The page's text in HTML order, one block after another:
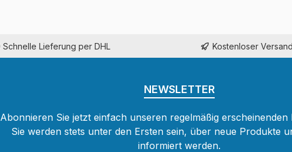
Schnelle Lieferung per DHL Kostenloser
NEWSLETTER
Abonnieren Sie jetzt einfach unseren regelmäßig
Sie werden stets unter den Ersten sein, über neue Produkte
informiert werden.